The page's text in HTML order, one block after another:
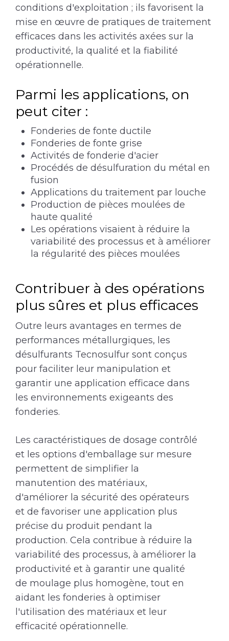
conditions d'exploitation ; ils favorisent la
mise en œuvre de pratiques de traitement
efficaces dans les activités axées sur la
productivité, la qualité et la fiabilité
opérationnelle.
Parmi les applications, on
peut citer :
Fonderies de fonte ductile
Fonderies de fonte grise
Activités de fonderie d'acier
Procédés de désulfuration du métal en
fusion
Applications du traitement par louche
Production de pièces moulées de
haute qualité
Les opérations visaient à réduire la
variabilité des processus et à améliorer
la régularité des pièces moulées
Contribuer à des opérations
plus sûres et plus efficaces
Outre leurs avantages en termes de
performances métallurgiques, les
désulfurants Tecnosulfur sont conçus
pour faciliter leur manipulation et
garantir une application efficace dans
les environnements exigeants des
fonderies.
Les caractéristiques de dosage contrôlé
et les options d'emballage sur mesure
permettent de simplifier la
manutention des matériaux,
d'améliorer la sécurité des opérateurs
et de favoriser une application plus
précise du produit pendant la
production. Cela contribue à réduire la
variabilité des processus, à améliorer la
productivité et à garantir une qualité
de moulage plus homogène, tout en
aidant les fonderies à optimiser
l'utilisation des matériaux et leur
efficacité opérationnelle.